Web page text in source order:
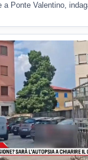
a Ponte Valentino,